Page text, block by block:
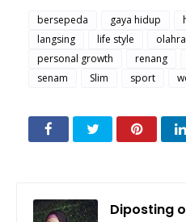
bersepeda gaya hidup
langsing
life style
personal growth
renang
senam
Slim sport
Diposting